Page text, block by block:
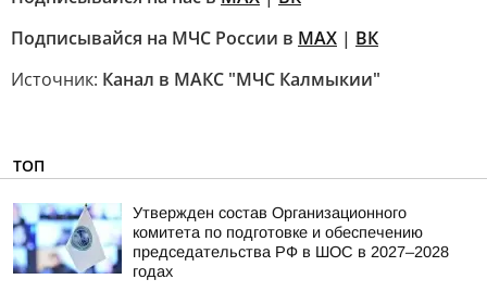
Подписывайся на МЧС России в MAX | ВК
Источник: Канал в МАКС "МЧС Калмыкии"
ТОП
Утвержден состав Организационного
комитета по подготовке и обеспечению
председательства РФ в ШОС в 2027–2028
годах